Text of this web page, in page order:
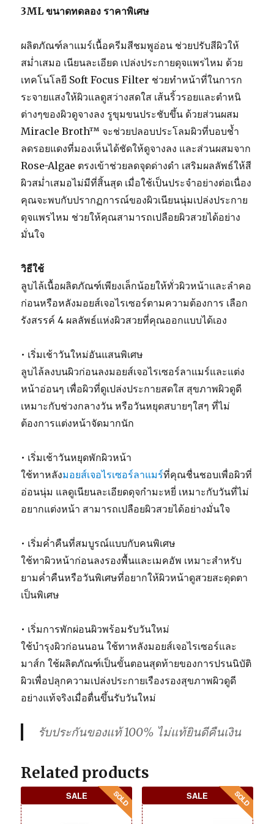
3ML ขนาดทดลอง ราคาพิเศษ
ผลิตภัณฑ์ลาแมร์เนื้อครีมสีชมพูอ่อน ช่วยปรับสีผิวให้
สม่ำเสมอ เนียนละเอียด เปล่งประกายดุจแพรไหม ด้วย
เทคโนโลยี Soft Focus Filter ช่วยทำหน้าที่ในการก
ระจายแสงให้ผิวแลดูสว่างสดใส เส้นริ้วรอยและตำหนิ
ต่างๆของผิวดูจางลง รูขุมขนประชับขึ้น ด้วยส่วนผสม
Miracle Broth™ จะช่วยปลอบประโลมผิวที่บอบช้ำ
ลดรอยแดงที่มองเห็นได้ชัดให้ดูจางลง และส่วนผสมจาก
Rose-Algae ตรงเข้าช่วยลดจุดด่างดำ เสริมผลลัพธ์ให้สี
ผิวสม่ำเสมอไม่มีที่สิ้นสุด เมื่อใช้เป็นประจำอย่างต่อเนื่อง
คุณจะพบกับปรากฏการณ์ของผิวเนียนนุ่มเปล่งประกาย
ดุจแพรไหม ช่วยให้คุณสามารถเปลือยผิวสวยได้อย่าง
มั่นใจ
วิธีใช้
ลูบไล้เนื้อผลิตภัณฑ์เพียงเล็กน้อยให้ทั่วผิวหน้าและลำคอ
ก่อนหรือหลังมอยส์เจอไรเซอร์ตามความต้องการ เลือก
รังสรรค์ 4 ผลลัพธ์แห่งผิวสวยที่คุณออกแบบได้เอง
• เริ่มเช้าวันใหม่อันแสนพิเศษ
ลูบไล้ลงบนผิวก่อนลงมอยส์เจอไรเซอร์ลาแมร์และแต่ง
หน้าอ่อนๆ เพื่อผิวที่ดูเปล่งประกายสดใส สุขภาพผิวดูดี
เหมาะกับช่วงกลางวัน หรือวันหยุดสบายๆใสๆ ที่ไม่
ต้องการแต่งหน้าจัดมากนัก
• เริ่มเช้าวันหยุดพักผิวหน้า
ใช้ทาหลังมอยส์เจอไรเซอร์ลาแมร์ที่คุณชื่นชอบเพื่อผิวที่
อ่อนนุ่ม แลดูเนียนละเอียดดุจกำมะหยี่ เหมาะกับวันที่ไม่
อยากแต่งหน้า สามารถเปลือยผิวสวยได้อย่างมั่นใจ
• เริ่มค่ำคืนที่สมบูรณ์แบบกับคนพิเศษ
ใช้ทาผิวหน้าก่อนลงรองพื้นและเมคอัพ เหมาะสำหรับ
ยามค่ำคืนหรือวันพิเศษที่อยากให้ผิวหน้าดูสวยสะดุดตา
เป็นพิเศษ
• เริ่มการพักผ่อนผิวพร้อมรับวันใหม่
ใช้บำรุงผิวก่อนนอน ใช้ทาหลังมอยส์เจอไรเซอร์และ
มาส์ก ใช้ผลิตภัณฑ์เป็นขั้นตอนสุดท้ายของการปรนนิบัติ
ผิวเพื่อปลุกความเปล่งประกายเรืองรองสุขภาพผิวดูดี
อย่างแท้จริงเมื่อตื่นขึ้นรับวันใหม่
รับประกันของแท้ 100% ไม่แท้ยินดีคืนเงิน
Related products
SALE SALE